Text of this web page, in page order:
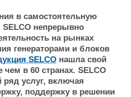
в самостоятельную
SELCO непрерывно
на рынках
генераторами и блоков
SELCO нашла свой
в 60 странах. SELCO
ряд услуг, включая
поддержку в решении